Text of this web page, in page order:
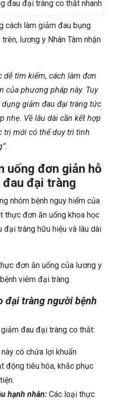
đau đại tràng co thắt nhanh
cách làm giảm đau bụng
lương y Nhân Tâm nhận
dễ tìm kiếm, cách làm đơn
của phương pháp này. Tuy
giảm đau đại tràng tức
nhẹ. Về lâu dài cần kết hợp
trị mới có thể duy trì tình
uống đơn giản hỗ
đại tràng
nhóm bệnh nguy hiểm của
thực đơn ăn uống khoa học
đại tràng hữu hiệu và lâu dài
đơn ăn uống của lương y
viêm đại tràng.
đại tràng người bệnh
đau đại tràng co thắt:
có chứa lợi khuẩn
động tiêu hóa, khắc phục
hạnh nhân: Các loại thực